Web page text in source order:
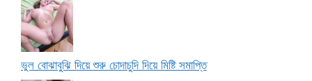
ভুল বোঝাবুঝি দিয়ে শুরু চোদাচুদি দিয়ে মিষ্টি সমাপ্তি